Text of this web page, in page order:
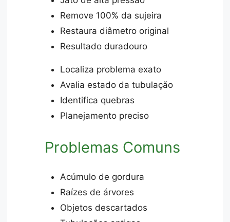
Remove 100% da sujeira
Restaura diâmetro original
Resultado duradouro
Localiza problema exato
Avalia estado da tubulação
Identifica quebras
Planejamento preciso
Problemas Comuns
Acúmulo de gordura
Raízes de árvores
Objetos descartados